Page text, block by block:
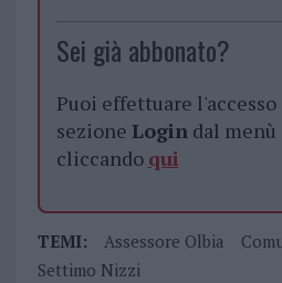
Sei già abbonato?
Puoi effettuare
sezione Logindal menù
cliccando qui
TEMI: Assessore Olbia
Settimo Nizzi